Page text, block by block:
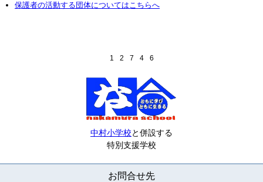
保護者の活動する団体についてはこちらへ
1 2 7 4 6
中村小学校と併設する
特別支援学校
お問合せ先